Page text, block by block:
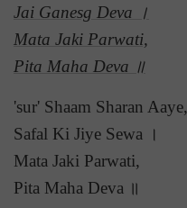
Jai Ganesg Deva ।
Mata Jaki Parwati,
Pita Maha Deva ॥
'sur' Shaam Sharan Aaye,
Safal Ki Jiye Sewa ।
Mata Jaki Parwati,
Pita Maha Deva ॥